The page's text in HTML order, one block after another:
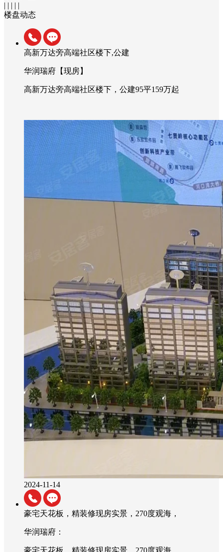
| | | | |
楼盘动态
高新万达旁高端社区楼下,公建
华润瑞府【现房】
高新万达旁高端社区楼下，公建95平159万起
2024-11-14
豪宅天花板，精装修现房实景，270度观海，
华润瑞府：
豪宅天花板，精装修现房实景，270度观海，